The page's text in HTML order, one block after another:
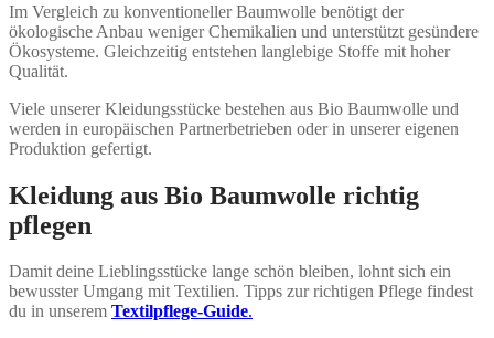
Im Vergleich zu konventioneller Baumwolle benötigt der
ökologische Anbau weniger Chemikalien und unterstützt gesündere
Ökosysteme. Gleichzeitig entstehen langlebige Stoffe mit hoher
Qualität.
Viele unserer Kleidungsstücke bestehen aus Bio Baumwolle und
werden in europäischen Partnerbetrieben oder in unserer eigenen
Produktion gefertigt.
Kleidung aus Bio Baumwolle richtig
pflegen
Damit deine Lieblingsstücke lange schön bleiben, lohnt sich ein
bewusster Umgang mit Textilien. Tipps zur richtigen Pflege findest
du in unserem Textilpflege-Guide.